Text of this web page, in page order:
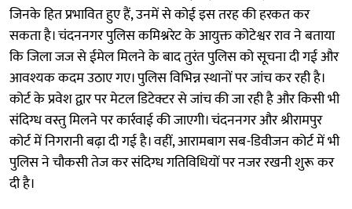
जिनके हित प्रभावित हुए हैं, उनमें से कोई इस तरह की हरकत कर
सकता है। चंदननगर पुलिस कमिश्नरेट के आयुक्त कोटेश्वर राव ने बताया
कि जिला जज से ईमेल मिलने के बाद तुरंत पुलिस को सूचना दी गई और
आवश्यक कदम उठाए गए। पुलिस विभिन्न स्थानों पर जांच कर रही है।
कोर्ट के प्रवेश द्वार पर मेटल डिटेक्टर से जांच की जा रही है और किसी भी
संदिग्ध वस्तु मिलने पर कार्रवाई की जाएगी। चंदननगर और श्रीरामपुर
कोर्ट में निगरानी बढ़ा दी गई है। वहीं, आरामबाग सब-डिवीजन कोर्ट में भी
पुलिस ने चौकसी तेज कर संदिग्ध गतिविधियों पर नजर रखनी शुरू कर
दी है।